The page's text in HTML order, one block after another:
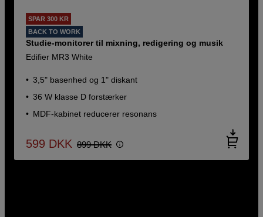
SPAR 300 KR
BACK TO WORK
Studie-monitorer til mixning, redigering og musik
Edifier MR3 White
3,5" basenhed og 1" diskant
36 W klasse D forstærker
MDF-kabinet reducerer resonans
599 DKK 899 DKK